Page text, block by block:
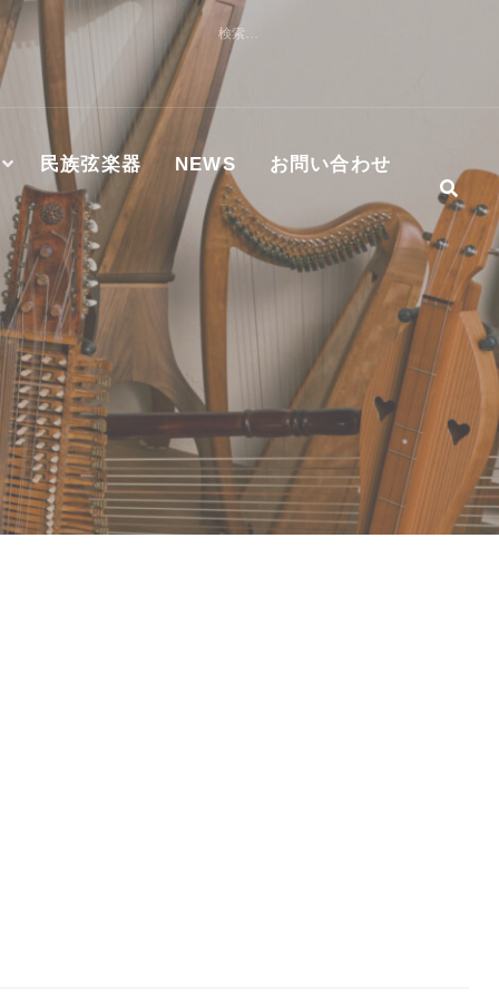
索:
びMASTER WORKS社ハンマーダルシマー認定修理技術
代理店
民族弦楽器 NEWS お問い合わせ